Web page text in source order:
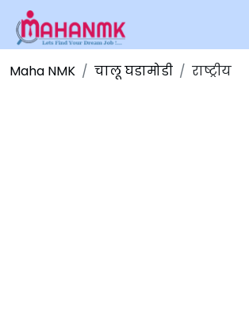
Maha NMK चालू घडामोडी राष्ट्रीय